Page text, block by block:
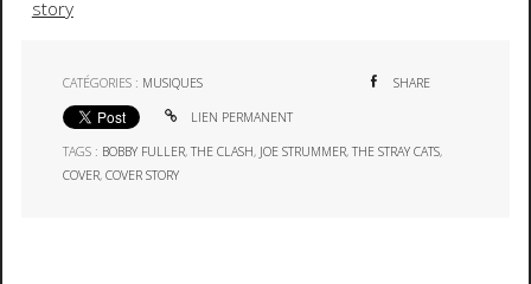
story
CATÉGORIES : MUSIQUES SHARE
LIEN PERMANENT
TAGS : BOBBY FULLER,THE CLASH, JOE STRUMMER,THE STRAY CATS,
COVER,COVER STORY